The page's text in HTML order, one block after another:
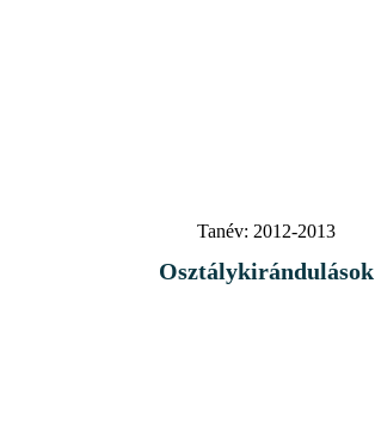
Tanév: 2012-2013
Osztálykirándulások